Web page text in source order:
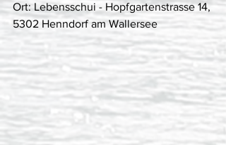
Ort: Lebensschui - Hopfgartenstrasse 14,
5302 Henndorf am Wallersee